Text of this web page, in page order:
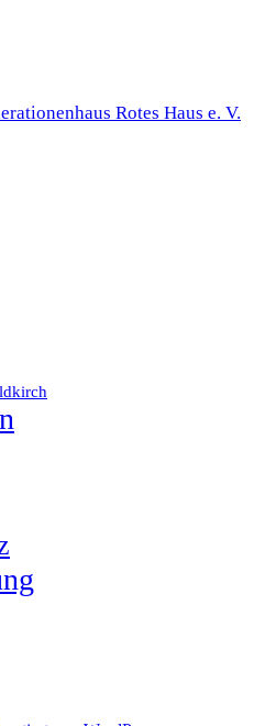
Rotes Haus e. V.